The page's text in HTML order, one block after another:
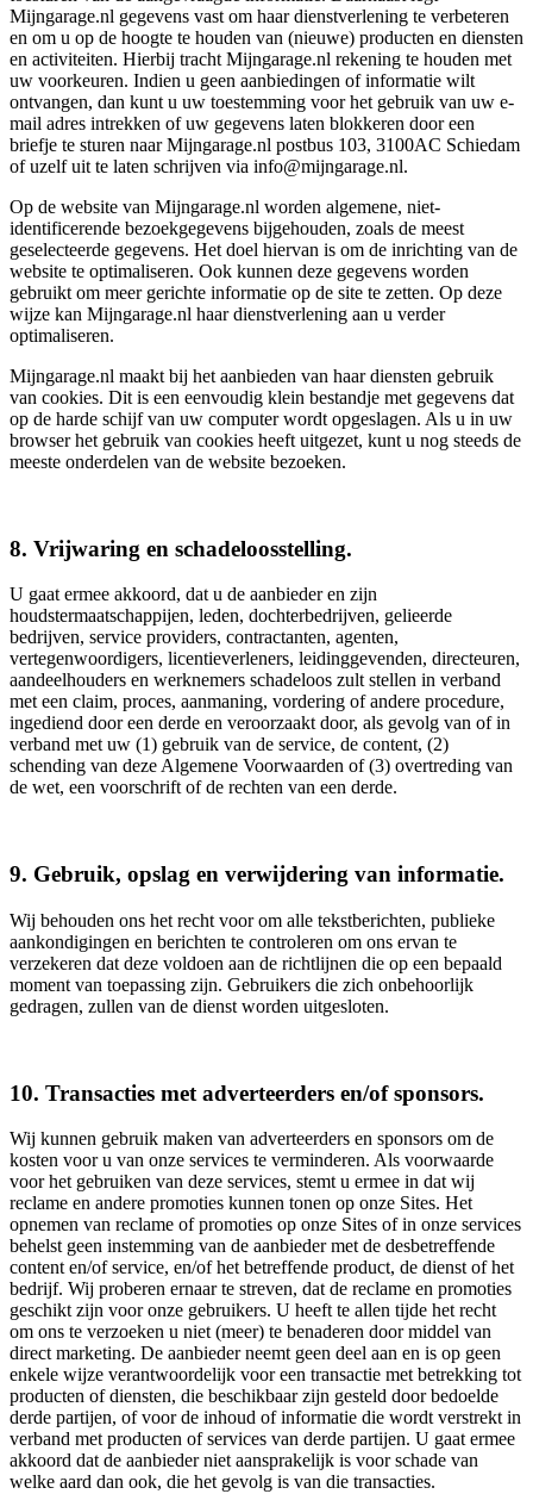
Mijngarage.nl gegevens vast om haar dienstverlening te verbeteren
en om u op de hoogte te houden van (nieuwe) producten en diensten
en activiteiten. Hierbij tracht Mijngarage.nl rekening te houden met
uw voorkeuren. Indien u geen aanbiedingen of informatie wilt
ontvangen, dan kunt u uw toestemming voor het gebruik van uw e-
mail adres intrekken of uw gegevens laten blokkeren door een
briefje te sturen naar Mijngarage.nl postbus 103, 3100AC Schiedam
of uzelf uit te laten schrijven via info@mijngarage.nl.
Op de website van Mijngarage.nl worden algemene, niet-
identificerende bezoekgegevens bijgehouden, zoals de meest
geselecteerde gegevens. Het doel hiervan is om de inrichting van de
website te optimaliseren. Ook kunnen deze gegevens worden
gebruikt om meer gerichte informatie op de site te zetten. Op deze
wijze kan Mijngarage.nl haar dienstverlening aan u verder
optimaliseren.
Mijngarage.nl maakt bij het aanbieden van haar diensten gebruik
van cookies. Dit is een eenvoudig klein bestandje met gegevens dat
op de harde schijf van uw computer wordt opgeslagen. Als u in uw
browser het gebruik van cookies heeft uitgezet, kunt u nog steeds de
meeste onderdelen van de website bezoeken.
8. Vrijwaring en schadeloosstelling.
U gaat ermee akkoord, dat u de aanbieder en zijn
houdstermaatschappijen, leden, dochterbedrijven, gelieerde
bedrijven, service providers, contractanten, agenten,
vertegenwoordigers, licentieverleners, leidinggevenden, directeuren,
aandeelhouders en werknemers schadeloos zult stellen in verband
met een claim, proces, aanmaning, vordering of andere procedure,
ingediend door een derde en veroorzaakt door, als gevolg van of in
verband met uw (1) gebruik van de service, de content, (2)
schending van deze Algemene Voorwaarden of (3) overtreding van
de wet, een voorschrift of de rechten van een derde.
9. Gebruik, opslag en verwijdering van informatie.
Wij behouden ons het recht voor om alle tekstberichten, publieke
aankondigingen en berichten te controleren om ons ervan te
verzekeren dat deze voldoen aan de richtlijnen die op een bepaald
moment van toepassing zijn. Gebruikers die zich onbehoorlijk
gedragen, zullen van de dienst worden uitgesloten.
10. Transacties met adverteerders en/of sponsors.
Wij kunnen gebruik maken van adverteerders en sponsors om de
kosten voor u van onze services te verminderen. Als voorwaarde
voor het gebruiken van deze services, stemt u ermee in dat wij
reclame en andere promoties kunnen tonen op onze Sites. Het
opnemen van reclame of promoties op onze Sites of in onze services
behelst geen instemming van de aanbieder met de desbetreffende
content en/of service, en/of het betreffende product, de dienst of het
bedrijf. Wij proberen ernaar te streven, dat de reclame en promoties
geschikt zijn voor onze gebruikers. U heeft te allen tijde het recht
om ons te verzoeken u niet (meer) te benaderen door middel van
direct marketing. De aanbieder neemt geen deel aan en is op geen
enkele wijze verantwoordelijk voor een transactie met betrekking tot
producten of diensten, die beschikbaar zijn gesteld door bedoelde
derde partijen, of voor de inhoud of informatie die wordt verstrekt in
verband met producten of services van derde partijen. U gaat ermee
akkoord dat de aanbieder niet aansprakelijk is voor schade van
welke aard dan ook, die het gevolg is van die transacties.